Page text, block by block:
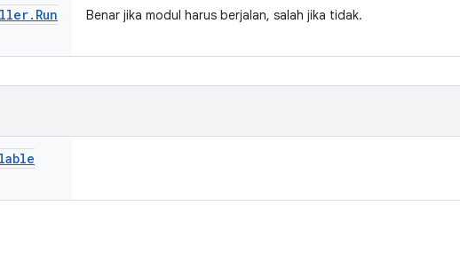
. Run
Benar jika modul harus berjalan, salah jika tidak.